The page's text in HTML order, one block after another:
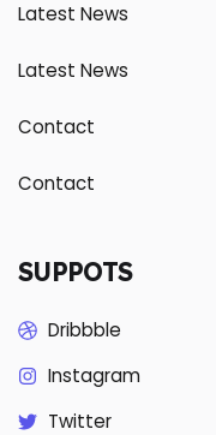
Latest News
Latest News
Contact
Contact
SUPPOTS
Dribbble
Instagram
Twitter